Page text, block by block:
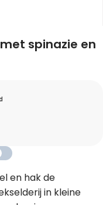
spinazie en
en hak de
in kleine